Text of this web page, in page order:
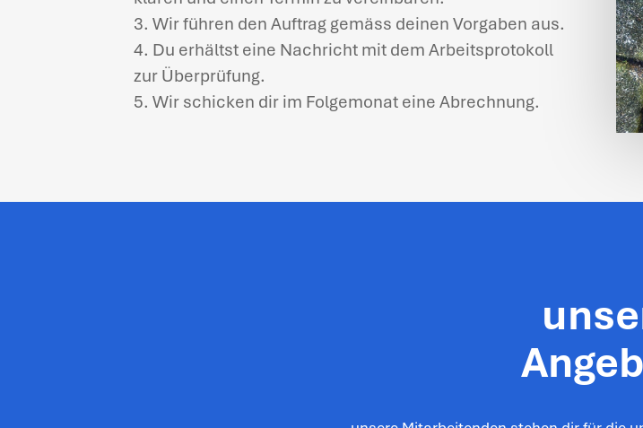
3. Wir führen den Auftrag gemäss deinen Vorgaben aus.
4. Du erhältst eine Nachricht mit dem Arbeitsprotokoll
zur Überprüfung.
5. Wir schicken dir im Folgemonat eine Abrechnung.